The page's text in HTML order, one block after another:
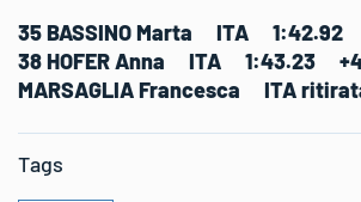
35 BASSINO Marta ITA 1:42.92
38 HOFER Anna ITA 1:43.23
MARSAGLIA Francesca ITA
Tags